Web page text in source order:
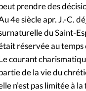
prendre des
4e siècle apr. J.-C.
du Saint-
réservée au temps
courant
de la vie du
n’est pas limitée à